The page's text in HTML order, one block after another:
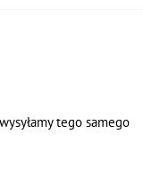
tego samego